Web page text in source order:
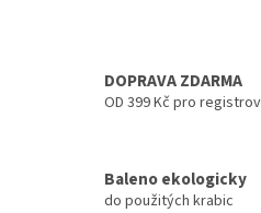
DOPRAVA ZDARMA
OD 399 Kč pro
Baleno ekologicky
do použitých krabic